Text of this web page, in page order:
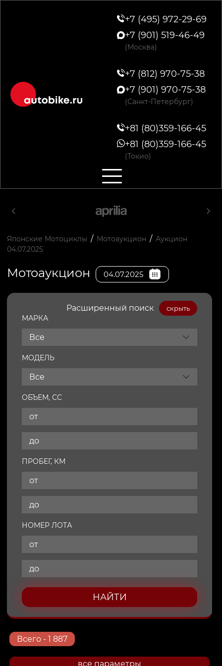
+7 (495) 972-29-69
+7 (901) 519-46-49
(Москва)
+7 (812) 970-75-38
+7 (901) 970-75-38
(Санкт-Петербург)
+81 (80)359-166-45
+81 (80)359-166-45
(Токио)
Японские Мотоциклы / Мотоаукцион / Аукцион
04.07.2025
Мотоаукцион 04.07.2025
Расширенный поиск скрыть
МАРКА
Все
МОДЕЛЬ
Все
ОБЪЕМ, СС
ПРОБЕГ, КМ
НОМЕР ЛОТА
НАЙТИ
Всего - 1 887
все параметры